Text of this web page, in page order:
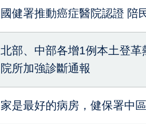
國健署推動癌症醫院認證 陪
北部、中部各增1例本土登
院所加強診斷通報
家是最好的病房，健保署中